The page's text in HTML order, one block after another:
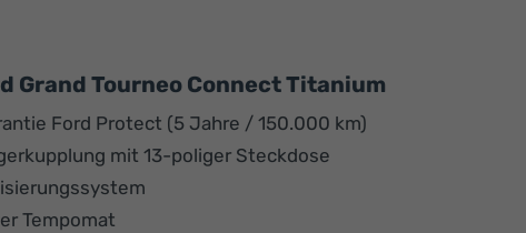
Grand Tourneo Connect Titanium
Ford Protect (5 Jahre / 150.000 km)
mit 13-poliger Steckdose
Tempomat